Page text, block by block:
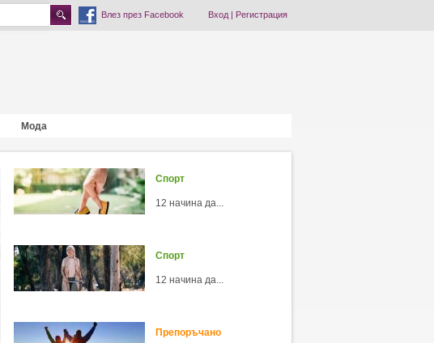
Влез през Facebook Вход| Регистрация
Мода
Спорт
12 начина да...
Спорт
12 начина да...
Препоръчано